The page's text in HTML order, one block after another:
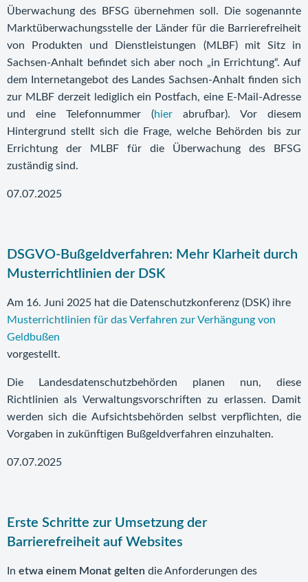
Überwachung des BFSG übernehmen soll. Die sogenannte
Marktüberwachungsstelle der Länder für die Barrierefreiheit
von Produkten und Dienstleistungen (MLBF) mit Sitz in
Sachsen-Anhalt befindet sich aber noch „in Errichtung“. Auf
dem Internetangebot des Landes Sachsen-Anhalt finden sich
zur MLBF derzeit lediglich ein Postfach, eine E-Mail-Adresse
und eine Telefonnummer (hier abrufbar). Vor diesem
Hintergrund stellt sich die Frage, welche Behörden bis zur
Errichtung der MLBF für die Überwachung des BFSG
zuständig sind.
07.07.2025
DSGVO-Bußgeldverfahren: Mehr Klarheit durch
Musterrichtlinien der DSK
Am 16. Juni 2025 hat die Datenschutzkonferenz (DSK) ihre
Musterrichtlinien für das Verfahren zur Verhängung von
Geldbußen
vorgestellt.
Die Landesdatenschutzbehörden planen nun, diese
Richtlinien als Verwaltungsvorschriften zu erlassen. Damit
werden sich die Aufsichtsbehörden selbst verpflichten, die
Vorgaben in zukünftigen Bußgeldverfahren einzuhalten.
07.07.2025
Erste Schritte zur Umsetzung der
Barrierefreiheit auf Websites
In etwa einem Monat gelten die Anforderungen des